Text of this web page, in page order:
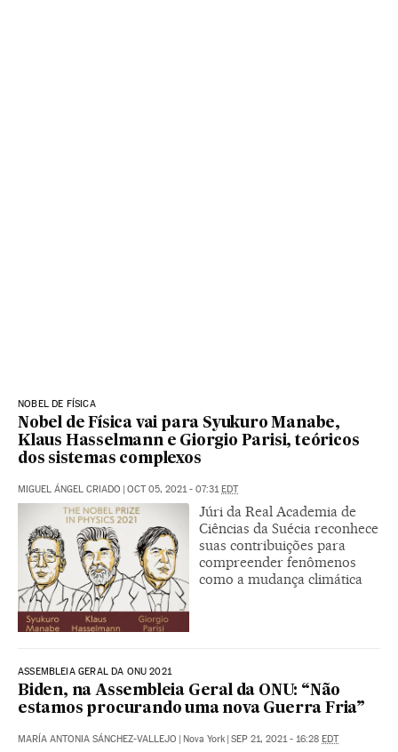
NOBEL DE FÍSICA
Nobel de Física vai para Syukuro Manabe,
Klaus Hasselmann e Giorgio Parisi, teóricos
dos sistemas complexos
MIGUEL ÁNGEL CRIADO OCT 05, 2021 - 07:31 EDT
Júri da Real Academia de
Ciências da Suécia reconhece
suas contribuições para
compreender fenômenos
como a mudança climática
ASSEMBLEIA GERAL DA ONU 2021
Biden, na Assembleia Geral da ONU: “Não
estamos procurando uma nova Guerra Fria”
MARÍA ANTONIA SÁNCHEZ-VALLEJO Nova York SEP 21, 2021 - 16:28 EDT